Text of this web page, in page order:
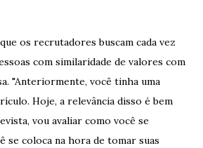
os recrutadores buscam cada vez
com similaridade de valores com
"Anteriormente, você tinha uma
Hoje, a relevância disso é bem
vou avaliar como você se
se coloca na hora de tomar suas